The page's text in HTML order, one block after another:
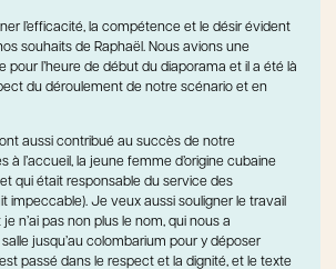
l’efficacité, la compétence et le désir évident
souhaits de Raphaël. Nous avions une
pour l’heure de début du diaporama et il a été là
du déroulement de notre scénario et en
aussi contribué au succès de notre
à l’accueil, la jeune femme d’origine cubaine
qui était responsable du service des
impeccable). Je veux aussi souligner le travail
n’ai pas non plus le nom, qui nous a
jusqu’au colombarium pour y déposer
passé dans le respect et la dignité, et le texte